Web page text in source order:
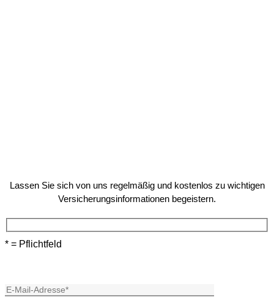
Lassen Sie sich von uns regelmäßig und kostenlos zu wichtigen
Versicherungsinformationen begeistern.
* = Pflichtfeld